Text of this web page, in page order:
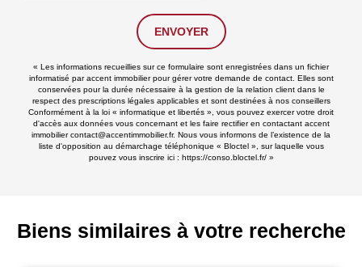
ENVOYER
« Les informations recueillies sur ce formulaire sont enregistrées dans un fichier
informatisé par accent immobilier pour gérer votre demande de contact. Elles sont
conservées pour la durée nécessaire à la gestion de la relation client dans le
respect des prescriptions légales applicables et sont destinées à nos conseillers
Conformément à la loi « informatique et libertés », vous pouvez exercer votre droit
d'accès aux données vous concernant et les faire rectifier en contactant accent
immobilier contact@accentimmobilier.fr. Nous vous informons de l’existence de la
liste d'opposition au démarchage téléphonique « Bloctel », sur laquelle vous
pouvez vous inscrire ici : https://conso.bloctel.fr/»
Biens similaires à votre recherche